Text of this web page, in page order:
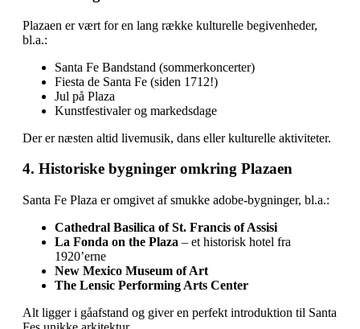
Plazaen er vært for en lang række kulturelle begivenheder,
bl.a.:
Santa Fe Bandstand (sommerkoncerter)
Fiesta de Santa Fe (siden 1712!)
Jul på Plaza
Kunstfestivaler og markedsdage
Der er næsten altid livemusik, dans eller kulturelle aktiviteter.
4. Historiske bygninger omkring Plazaen
Santa Fe Plaza er omgivet af smukke adobe‑bygninger, bl.a.:
Cathedral Basilica of St. Francis of Assisi
La Fonda on the Plaza – et historisk hotel fra
1920’erne
New Mexico Museum of Art
The Lensic Performing Arts Center
Alt ligger i gåafstand og giver en perfekt introduktion til Santa